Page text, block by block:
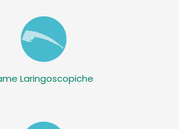
Laringoscopiche